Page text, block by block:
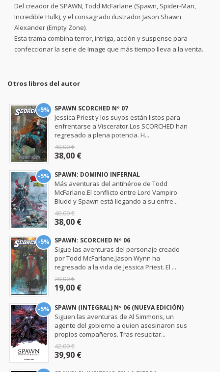
Del creador de SPAWN, Todd McFarlane (Spawn, Spider-Man,
Incredible Hulk), y el consagrado ilustrador Jason Shawn
Alexander (Empty Zone).
Esta trama combina terror, intriga, acción y suspense para
confeccionar la serie de Image que más tiempo lleva a la venta.
Otros libros del autor
-5% SPAWN SCORCHED Nº 07
Jessica Priest y los suyos están listos para
enfrentarse a Viscerator.Los SCORCHED han
regresado a plena potencia. H...
40,00 €
38,00 €
-5% SPAWN: DOMINIO INFERNAL
Más aventuras del antihéroe de Todd
McFarlane.El conflicto entre Lord Vampiro
Bludd y Spawn está llegando a su enfre...
40,00 €
38,00 €
-5% SPAWN: SCORCHED Nº 06
Sigue las aventuras del personaje creado
por Todd McFarlane.Jason Wynn ha
regresado a la vida de Jessica Priest. El ...
20,00 €
19,00 €
-5% SPAWN (INTEGRAL) Nº 06 (NUEVA EDICIÓN)
Siguen las aventuras de Al Simmons, un
agente del gobierno a quien asesinaron sus
propios compañeros. Tras resucitar...
42,00 €
39,90 €